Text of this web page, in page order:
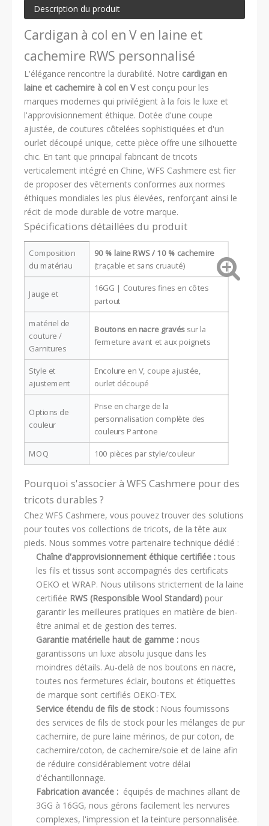
Description du produit
Cardigan à col en V en laine et
cachemire RWS personnalisé
L'élégance rencontre la durabilité. Notre cardigan en
laine et cachemire à col en V est conçu pour les
marques modernes qui privilégient à la fois le luxe et
l'approvisionnement éthique. Dotée d'une coupe
ajustée, de coutures côtelées sophistiquées et d'un
ourlet découpé unique, cette pièce offre une silhouette
chic. En tant que principal fabricant de tricots
verticalement intégré en Chine, WFS Cashmere est fier
de proposer des vêtements conformes aux normes
éthiques mondiales les plus élevées, renforçant ainsi le
récit de mode durable de votre marque.
Spécifications détaillées du produit
Composition
du matériau
90 % laine RWS / 10 % cachemire
(traçable et sans cruauté)
Jauge et
16GG | Coutures fines en côtes
partout
matériel de
couture /
Garnitures
Boutons en nacre gravés sur la
fermeture avant et aux poignets
Style et
ajustement
Encolure en V, coupe ajustée,
ourlet découpé
Options de
couleur
Prise en charge de la
personnalisation complète des
couleurs Pantone
MOQ 100 pièces par style/couleur
Pourquoi s'associer à WFS Cashmere pour des
tricots durables ?
Chez WFS Cashmere, vous pouvez trouver des solutions
pour toutes vos collections de tricots, de la tête aux
pieds. Nous sommes votre partenaire technique dédié :
Chaîne d'approvisionnement éthique certifiée : tous
les fils et tissus sont accompagnés des certificats
OEKO et WRAP. Nous utilisons strictement de la laine
certifiée RWS (Responsible Wool Standard) pour
garantir les meilleures pratiques en matière de bien-
être animal et de gestion des terres.
Garantie matérielle haut de gamme : nous
garantissons un luxe absolu jusque dans les
moindres détails. Au-delà de nos boutons en nacre,
toutes nos fermetures éclair, boutons et étiquettes
de marque sont certifiés OEKO-TEX.
Service étendu de fils de stock : Nous fournissons
des services de fils de stock pour les mélanges de pur
cachemire, de pure laine mérinos, de pur coton, de
cachemire/coton, de cachemire/soie et de laine afin
de réduire considérablement votre délai
d'échantillonnage.
Fabrication avancée : équipés de machines allant de
3GG à 16GG, nous gérons facilement les nervures
complexes, l'impression et la teinture personnalisée.